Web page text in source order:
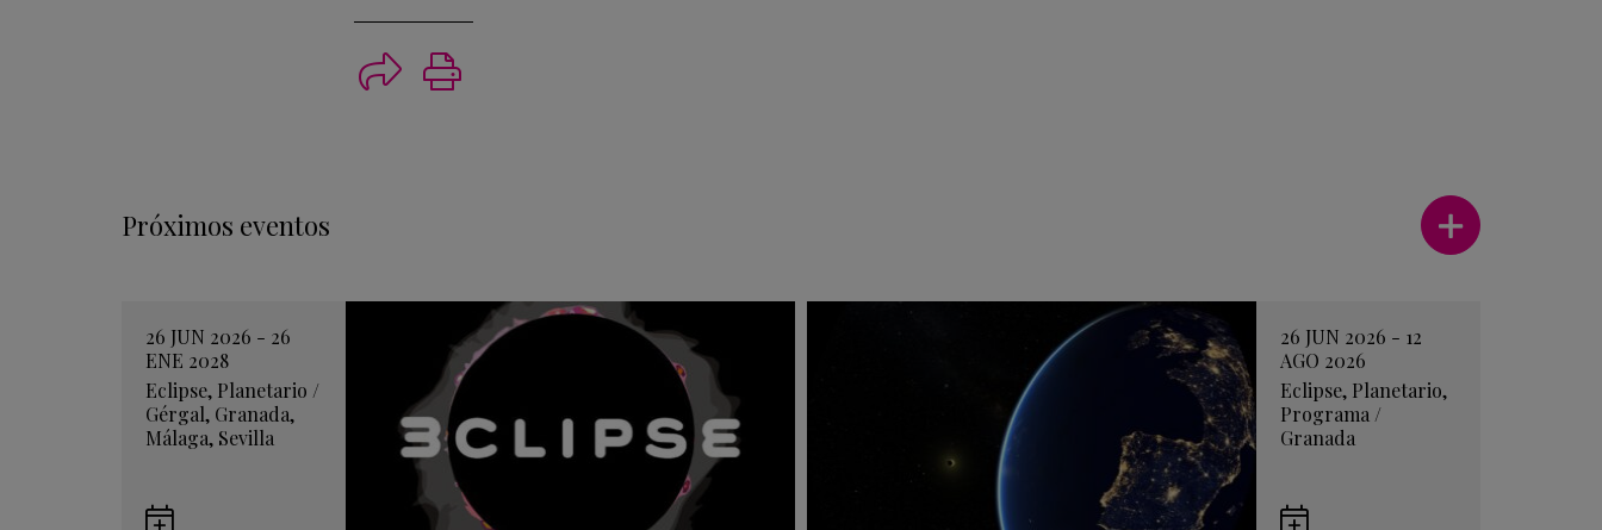
Próximos eventos
Ver más
26 JUN 2026 - 26
ENE 2028
Eclipse, Planetario /
Gérgal, Granada,
Málaga, Sevilla
26 JUN 2026 - 12
AGO 2026
Eclipse, Planetario,
Programa /
Granada